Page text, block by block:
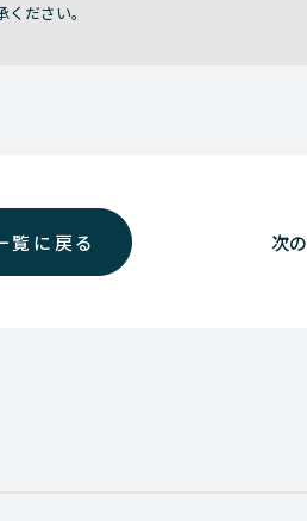
ださい。
覧に戻る 次の